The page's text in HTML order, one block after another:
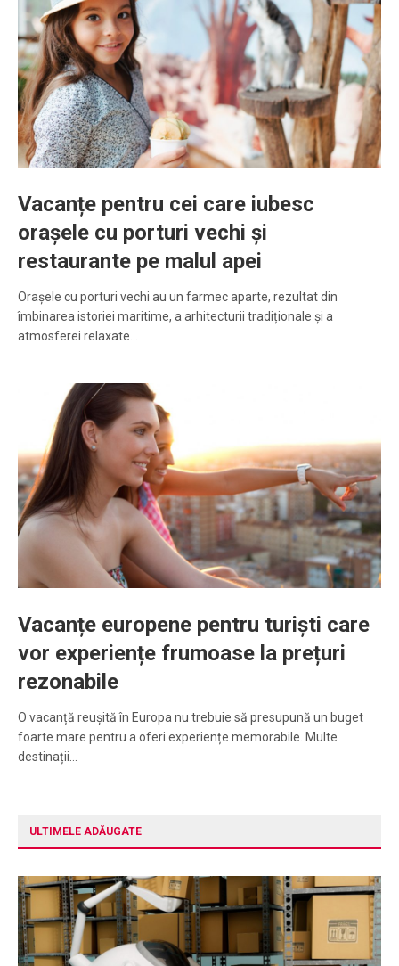
Vacanțe pentru cei care iubesc
orașele cu porturi vechi și
restaurante pe malul apei
Orașele cu porturi vechi au un farmec aparte, rezultat din
îmbinarea istoriei maritime, a arhitecturii tradiționale și a
atmosferei relaxate…
Vacanțe europene pentru turiști care
vor experiențe frumoase la prețuri
rezonabile
O vacanță reușită în Europa nu trebuie să presupună un buget
foarte mare pentru a oferi experiențe memorabile. Multe
destinații…
ULTIMELE ADĂUGATE